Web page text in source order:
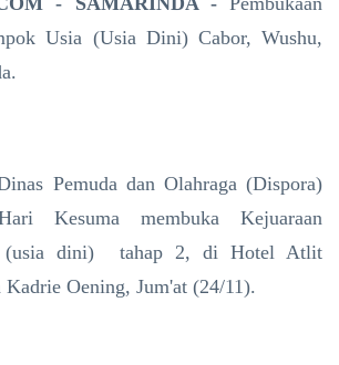
Usia (Usia Dini) Cabor, Wushu,
Pemuda dan Olahraga (Dispora)
Kesuma membuka Kejuaraan
(usia dini) tahap 2, di Hotel Atlit
Oening, Jum'at (24/11).